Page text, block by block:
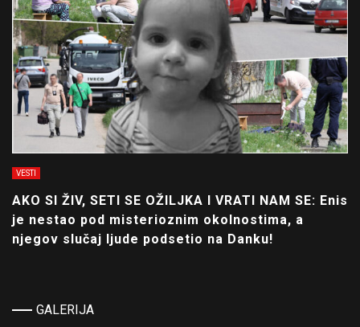
VESTI
AKO SI ŽIV, SETI SE OŽILJKA I VRATI NAM SE: Enis
je nestao pod misterioznim okolnostima, a
njegov slučaj ljude podsetio na Danku!
GALERIJA